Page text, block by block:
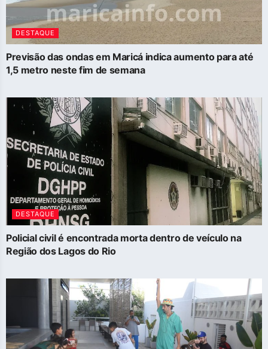
DESTAQUE
Previsão das ondas em Maricá indica aumento para até
1,5 metro neste fim de semana
DESTAQUE
Policial civil é encontrada morta dentro de veículo na
Região dos Lagos do Rio